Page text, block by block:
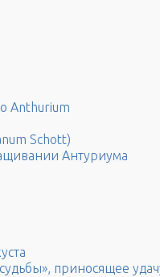
Anthurium
Schott)
Антуриума
приносящее